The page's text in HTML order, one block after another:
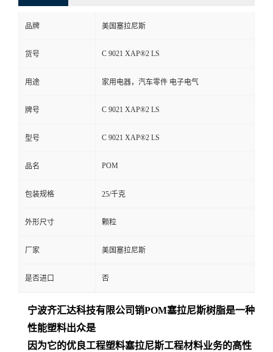
品牌 美国塞拉尼斯
货号 C 9021 XAP®2 LS
用途 家用电器，汽车零件 电子电气
牌号 C 9021 XAP®2 LS
型号 C 9021 XAP®2 LS
品名 POM
包装规格 25/千克
外形尺寸 颗粒
厂家 美国塞拉尼斯
是否进口 否
宁波齐汇达科技有限公司销POM塞拉尼斯树脂是一种
性能塑料出众是
因为它的优良工程塑料塞拉尼斯工程材料业务的高性